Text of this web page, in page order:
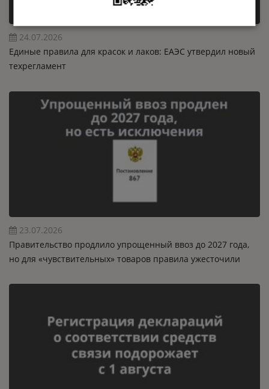
24.07.2026
Единые правила для красок и лаков: ЕАЭС утвердил новый
техрегламент
23.07.2026
Правительство продлило упрощенный ввоз до 2027 года,
но для «чувствительных» товаров правила ужесточили